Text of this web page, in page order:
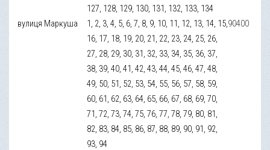
127, 128, 129, 130, 131, 132, 133, 134
вулиця Маркуша
1, 2, 3, 4, 5, 6, 7, 8, 9, 10, 11, 12, 13, 14, 15,
16, 17, 18, 19, 20, 21, 22, 23, 24, 25, 26,
27, 28, 29, 30, 31, 32, 33, 34, 35, 36, 37,
38, 39, 40, 41, 42, 43, 44, 45, 46, 47, 48,
49, 50, 51, 52, 53, 54, 55, 56, 57, 58, 59,
60, 61, 62, 63, 64, 65, 66, 67, 68, 69, 70,
71, 72, 73, 74, 75, 76, 77, 78, 79, 80, 81,
82, 83, 84, 85, 86, 87, 88, 89, 90, 91, 92,
93, 94
90400